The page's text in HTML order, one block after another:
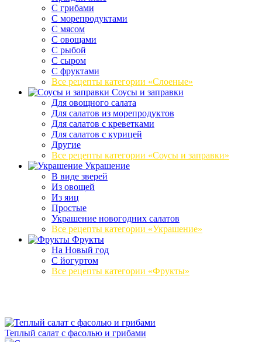
С грибами
С морепродуктами
С мясом
С овощами
С рыбой
С сыром
С фруктами
Все рецепты категории «Слоеные»
Соусы и заправки
Для овощного салата
Для салатов из морепродуктов
Для салатов с креветками
Для салатов с курицей
Другие
Все рецепты категории «Соусы и заправки»
Украшение
В виде зверей
Из овощей
Из яиц
Простые
Украшение новогодних салатов
Все рецепты категории «Украшение»
Фрукты
На Новый год
С йогуртом
Все рецепты категории «Фрукты»
Теплый салат с фасолью и грибами